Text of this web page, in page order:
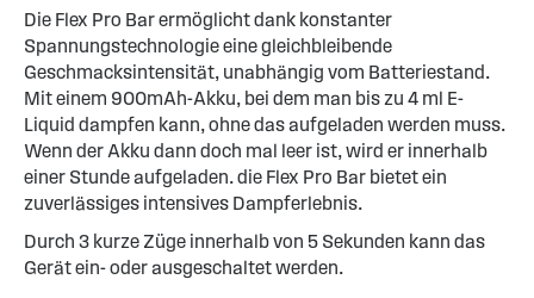
Die Flex Pro Bar ermöglicht dank konstanter
Spannungstechnologie eine gleichbleibende
Geschmacksintensität, unabhängig vom Batteriestand.
Mit einem 900mAh-Akku, bei dem man bis zu 4 ml E-
Liquid dampfen kann, ohne das aufgeladen werden muss.
Wenn der Akku dann doch mal leer ist, wird er innerhalb
einer Stunde aufgeladen. die Flex Pro Bar bietet ein
zuverlässiges intensives Dampferlebnis.
Durch 3 kurze Züge innerhalb von 5 Sekunden kann das
Gerät ein- oder ausgeschaltet werden.